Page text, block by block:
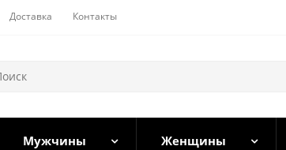
Доставка Контакты
Мужчины Женщины